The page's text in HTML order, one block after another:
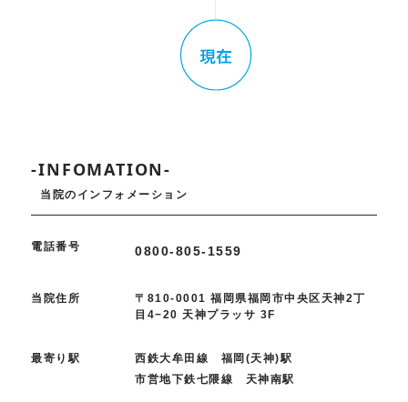
-INFOMATION-
当院のインフォメーション
電話番号 0800-805-1559
当院住所
〒810-0001 福岡県福岡市中央区天神2丁
目4−20 天神プラッサ 3F
最寄り駅
西鉄大牟田線 福岡(天神)駅
市営地下鉄七隈線 天神南駅